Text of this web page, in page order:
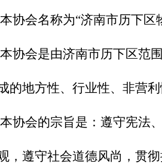
本协会名称为“济南市历下区
本协会是由济南市历下区范
的地方性、行业性、非营利
本协会的宗旨是：遵守宪法
，遵守社会道德风尚，贯